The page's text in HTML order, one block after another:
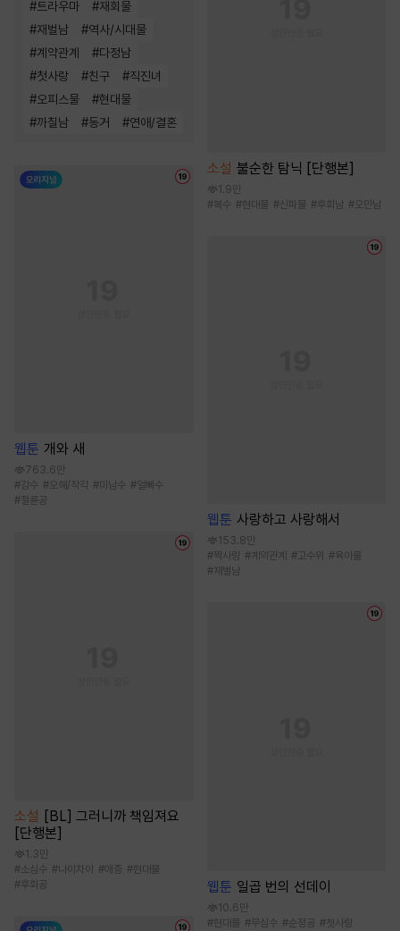
#트라우마 #재회물
#재벌남 #역사/시대물
#계약관계 #다정남
#첫사랑 #친구 #직진녀
#오피스물 #현대물
#까칠남 #동거 #연애/결혼
웹툰 개와 새
763.6만
#강수 #오해/착각 #미남수 #얼빠수
#절륜공
소설 [BL] 그러니까 책임져요
[단행본]
1.3만
#소심수 #나이차이 #애증 #현대물
#후회공
소설 불순한 탐닉 [단행본]
1.9만
#복수 #현대물 #신파물 #후회남 #오만남
웹툰 사랑하고 사랑해서
153.8만
#짝사랑 #계약관계 #고수위 #육아물
#재벌남
웹툰 일곱 번의 선데이
10.6만
#현대물 #무심수 #순정공 #첫사랑